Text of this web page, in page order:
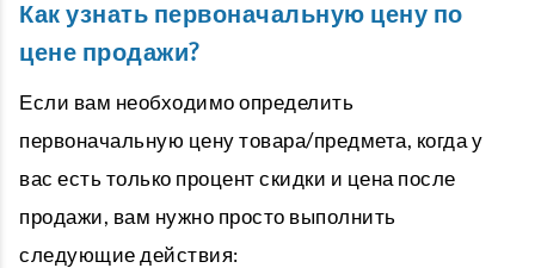
Как узнать первоначальную цену по
цене продажи?
Если вам необходимо определить
первоначальную цену товара/предмета, когда у
вас есть только процент скидки и цена после
продажи, вам нужно просто выполнить
следующие действия: